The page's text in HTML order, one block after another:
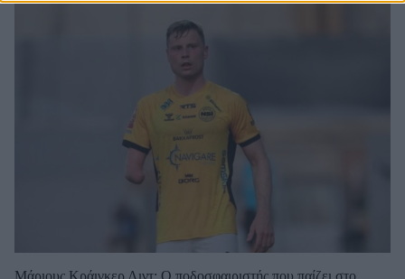
Μάριους Κράιγκερ Λιντ: Ο ποδοσφαιριστής που παίζει στο